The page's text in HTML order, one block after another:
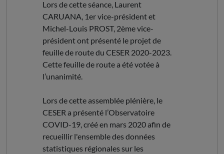
Lors de cette séance, Laurent
CARUANA, 1er vice-président et
Michel-Louis PROST, 2ème vice-
président ont présenté le projet de
feuille de route du CESER 2020-2023.
Cette feuille de route a été votée à
l’unanimité.
Lors de cette assemblée plénière, le
CESER a présenté l’Observatoire
COVID-19, créé en mars 2020 afin de
recueillir l'ensemble des données
statistiques régionales sur les